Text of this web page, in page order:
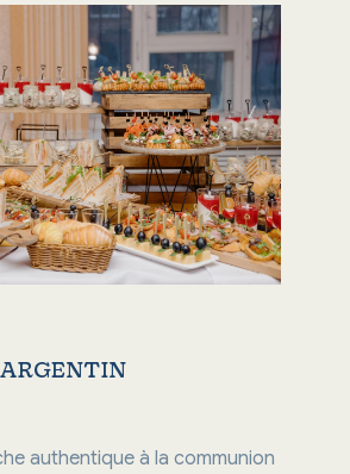
authentique à la communion